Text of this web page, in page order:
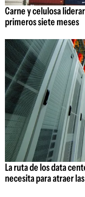
Carne y celulosa
primeros siete meses
La ruta de los data
necesita para atraer